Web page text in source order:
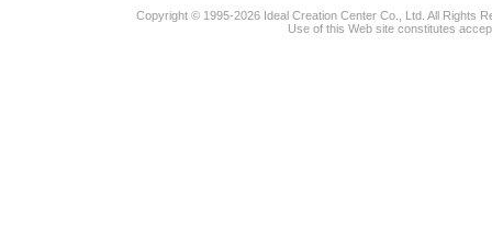
Copyright © 1995-2026 Ideal Creation Center Co., Ltd. All Rights
Use of this Web site constitutes